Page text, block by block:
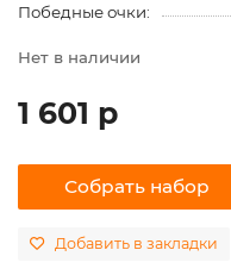
Победные очки:
Нет в наличии
1 601 р
Собрать набор
Добавить в закладки